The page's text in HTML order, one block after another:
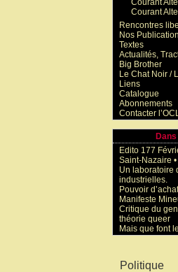
Courant
Rencontres
Nos
Textes
Actualités,
Big Brother
Le Chat Noir /
Liens
Catalogue
Abonnements
Contacter l’OCL
Edito 177
Saint-Nazaire
Un laboratoire
industrielles.
Pouvoir
Manifeste
Critique du
théorie queer
Mais que font
Politique